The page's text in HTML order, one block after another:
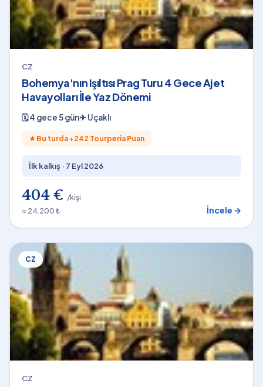
CZ
Bohemya'nın Işıltısı Prag Turu 4 Gece Ajet
Havayolları İle Yaz Dönemi
🗓4 gece 5 gün✈Uçaklı
★ Bu turda +242 Tourperia Puan
İlk kalkış · 7 Eyl 2026
404 € /kişi
≈ 24.200 ₺
İncele →
CZ
CZ